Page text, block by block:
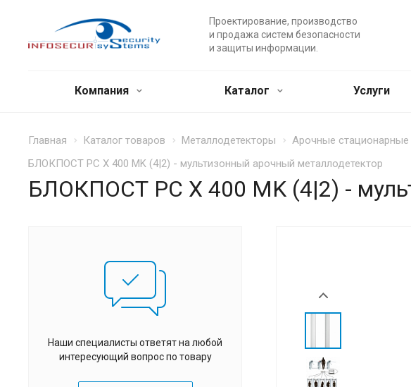
Проектирование, производство
и продажа систем безопасности
и защиты информации.
Компания Каталог Услуги
Главная Каталог товаров Металлодетекторы Арочные
БЛОКПОСТ PC Х 400 MK (4|2) - мультизонный арочный металлодетектор
БЛОКПОСТ PC Х 400 MK (4|2) -
Наши специалисты ответят на любой
интересующий вопрос по товару